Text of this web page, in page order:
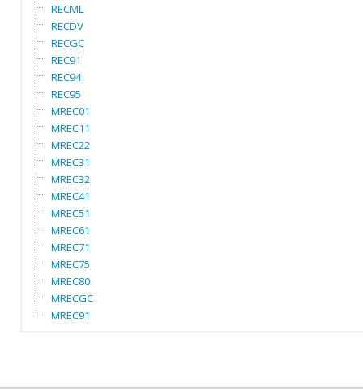
RECML
RECDV
RECGC
REC91
REC94
REC95
MREC01
MREC11
MREC22
MREC31
MREC32
MREC41
MREC51
MREC61
MREC71
MREC75
MREC80
MRECGC
MREC91